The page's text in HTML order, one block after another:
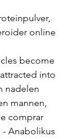
online
become
into
nadelen
mannen,
comprar
- Anabolikus